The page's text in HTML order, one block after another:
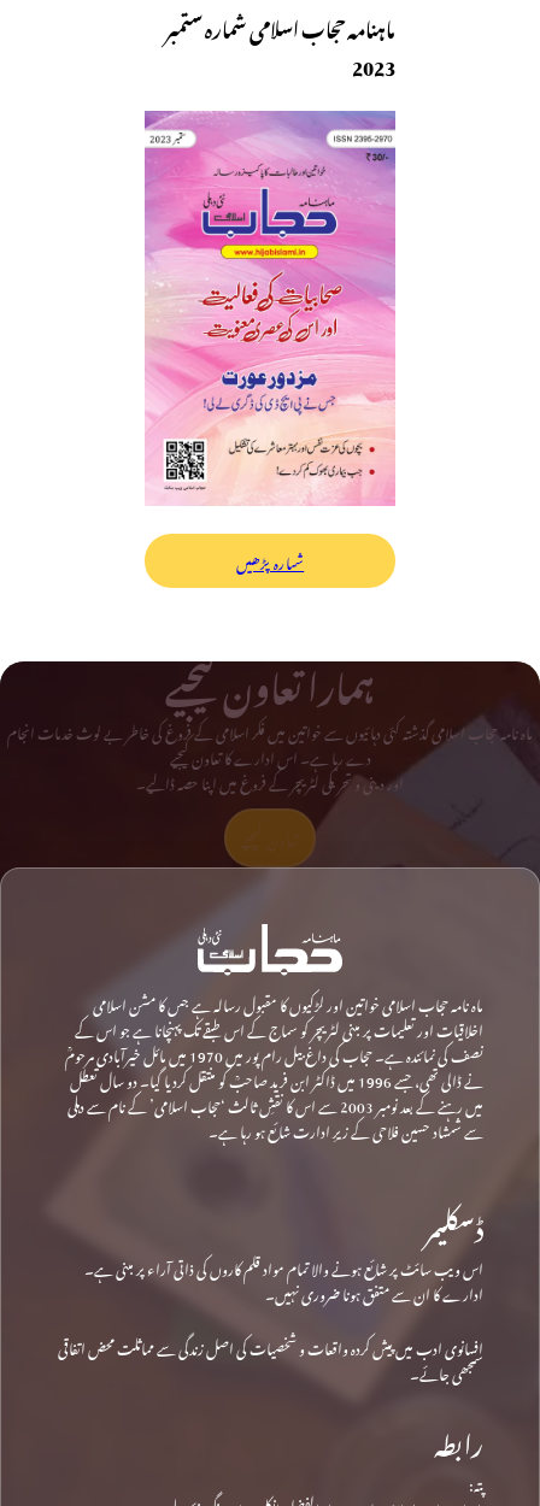
ماہنامہ حجاب اسلامی شمارہ ستمبر
2023
شمارہ پڑھیں
ہمارا تعاون کیجیے
ماہ نامہ حجاب اسلامی گذشتہ کئی دہائیوں سے خواتین میں فکر اسلامی کے فروغ کی خاطر بے لوث خدمات انجام
دے رہا ہے۔ اس ادارے کا تعاون کیجیے
اور دینی و تحریکی لٹریچر کے فروغ میں اپنا حصہ ڈالیے۔
ماہ نامہ حجاب اسلامی خواتین اور لڑکیوں کا مقبول رسالہ ہے جس کا مشن اسلامی
اخلاقیات اور تعلیمات پر مبنی لٹریچر کو سماج کے اس طبقے تک پہنچانا ہے جو اس کے
نصف کی نمائندہ ہے۔ حجاب کی داغ بیل رام پور میں 1970 میں مائل خیرآبادی مرحومؒ
نے ڈالی تھی، جسے 1996 میں ڈاکٹر ابن فرید صاحبؒ کو منتقل کردیا گیا۔ دو سال تعطل
میں رہنے کے بعد نومبر 2003 سے اس کا نقشِ ثالث ‘حجاب اسلامی’ کے نام سے دہلی
سے شمشاد حسین فلاحی کے زیرِ ادارت شائع ہو رہا ہے۔
ڈسکلیمر
اس ویب سائٹ پر شائع ہونے والا تمام مواد قلم کاروں کی ذاتی آراء پر مبنی ہے۔
ادارے کا ان سے متفق ہونا ضروری نہیں۔
افسانوی ادب میں پیش کردہ واقعات و شخصیات کی اصل زندگی سے مماثلت محض اتفاقی
سمجھی جائے۔
رابطہ
پتہ: